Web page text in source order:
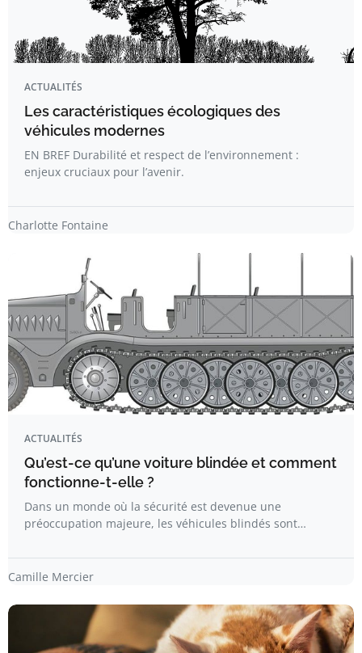
ACTUALITÉS
Les caractéristiques écologiques des
véhicules modernes
EN BREF Durabilité et respect de l’environnement :
enjeux cruciaux pour l’avenir.
Charlotte Fontaine
ACTUALITÉS
Qu’est-ce qu’une voiture blindée et comment
fonctionne-t-elle ?
Dans un monde où la sécurité est devenue une
préoccupation majeure, les véhicules blindés sont…
Camille Mercier